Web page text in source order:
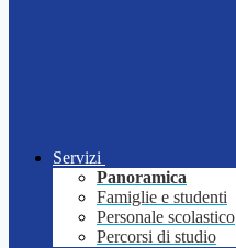
Servizi
Panoramica
Famiglie e studenti
Personale scolastico
Percorsi di studio